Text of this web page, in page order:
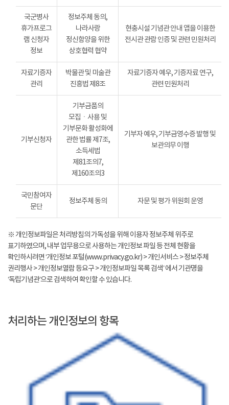
국군병사
휴가프로그
램 신청자
정보
정보주체 동의,
나라사랑
정신함양을 위한
상호협력 협약
현충시설 기념관 안내 앱을 이용한
전시관 관람 인증 및 관련 민원처리
자료기증자
관리
박물관 및 미술관
진흥법 제8조
자료기증자 예우, 기증자료 연구,
관련 민원처리
기부신청자
기부금품의
모집ㆍ사용 및
기부문화 활성화에
관한 법률 제7조,
소득세법
제81조의7,
제160조의3
기부자 예우, 기부금영수증 발행 및
보관의무 이행
국민참여자
문단
정보주체 동의 자문 및 평가 위원회 운영
※ 개인정보파일은 처리방침의 가독성을 위해 이용자 정보주체 위주로
표기하였으며, 내부 업무용으로 사용하는 개인정보 파일 등 전체 현황을
확인하시려면 ‘개인정보 포털(www.privacy.go.kr) > 개인서비스 > 정보주체
권리행사 > 개인정보열람 등요구 > 개인정보파일 목록 검색’ 에서 기관명을
‘독립기념관’으로 검색하여 확인할 수 있습니다.
처리하는 개인정보의 항목